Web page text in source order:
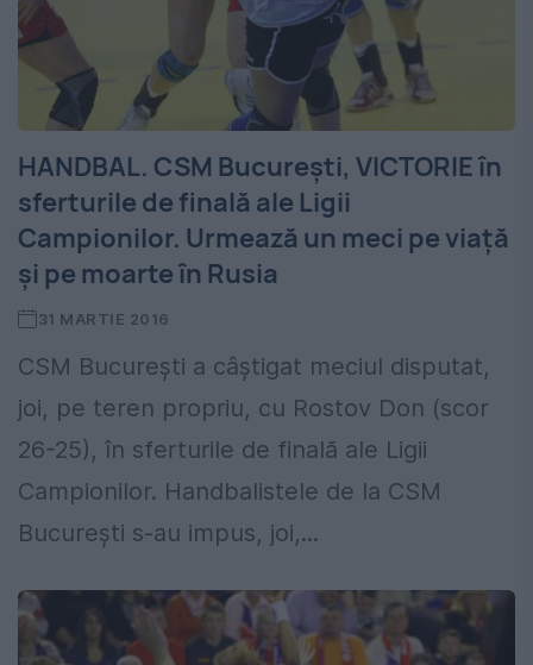
HANDBAL. CSM Bucureşti, VICTORIE în
sferturile de finală ale Ligii
Campionilor. Urmează un meci pe viaţă
şi pe moarte în Rusia
31 MARTIE 2016
CSM Bucureşti a câştigat meciul disputat,
joi, pe teren propriu, cu Rostov Don (scor
26-25), în sferturile de finală ale Ligii
Campionilor. Handbalistele de la CSM
Bucureşti s-au impus, joi,...